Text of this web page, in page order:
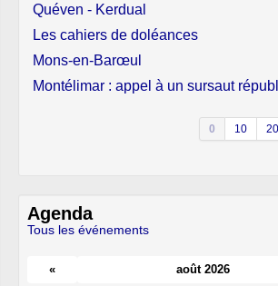
Quéven - Kerdual
Les cahiers de doléances
Mons-en-Barœul
Montélimar : appel à un sursaut
0 10 20
Agenda
Tous les événements
« août 2026